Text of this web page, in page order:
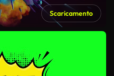
Scaricamento